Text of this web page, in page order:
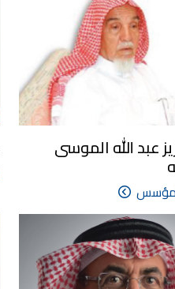
عبد الله الموسى